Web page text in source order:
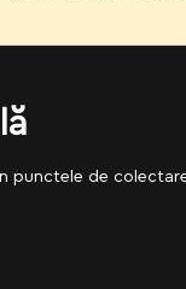
punctele de